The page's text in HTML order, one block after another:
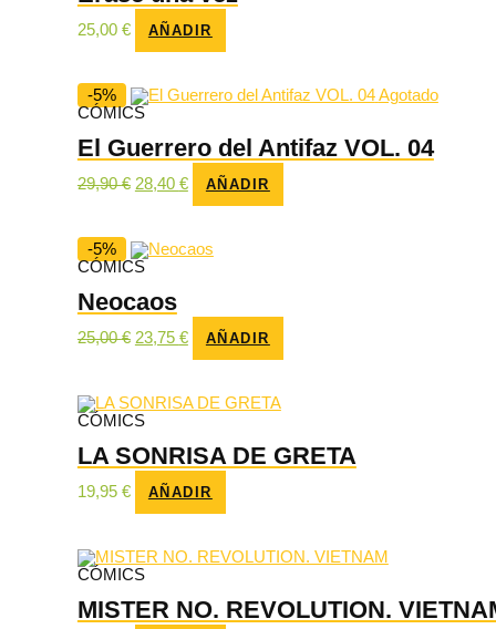
25,00 € AÑADIR
-5%
Agotado
CÓMICS
El Guerrero del Antifaz VOL. 04
29,90€ El
29,90 €.
28,40 €El
28,40 €.
AÑADIR
-5%
CÓMICS
Neocaos
25,00€ El
25,00 €.
23,75 €El
23,75 €.
AÑADIR
CÓMICS
LA SONRISA DE GRETA
19,95 € AÑADIR
CÓMICS
MISTER NO. REVOLUTION.